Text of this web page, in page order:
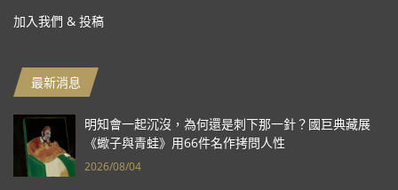
加入我們 & 投稿
最新消息
明知會一起沉沒，為何還是刺下那一針？國巨典藏展
《蠍子與青蛙》用66件名作拷問人性
2026/08/04